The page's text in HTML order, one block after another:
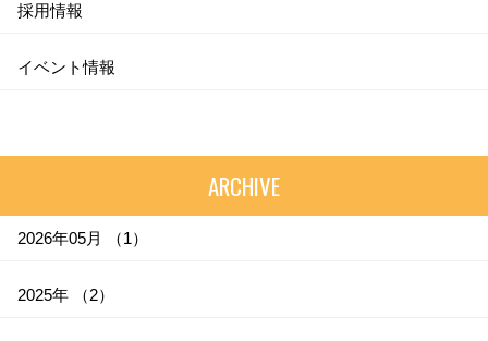
採用情報
イベント情報
ARCHIVE
2026年05月 （1）
2025年 （2）